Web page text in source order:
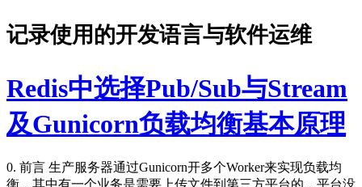
记录使用的开发语言与软件运维
Redis中选择Pub/Sub与Stream
及Gunicorn负载均衡基本原理
0. 前言 生产服务器通过Gunicorn开多个Worker来实现负载均